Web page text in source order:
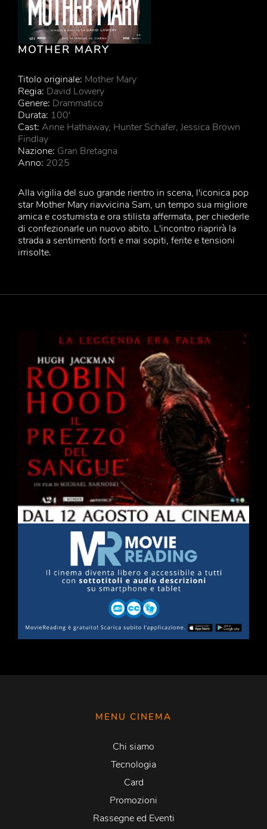
MOTHER MARY
Titolo originale: Mother Mary
Regia: David Lowery
Genere: Drammatico
Durata: 100'
Cast: Anne Hathaway, Hunter Schafer, Jessica Brown
Findlay
Nazione: Gran Bretagna
Anno: 2025
Alla vigilia del suo grande rientro in scena, l'iconica pop
star Mother Mary riavvicina Sam, un tempo sua migliore
amica e costumista e ora stilista affermata, per chiederle
di confezionarle un nuovo abito. L'incontro riaprirà la
strada a sentimenti forti e mai sopiti, ferite e tensioni
irrisolte.
MENU CINEMA
Chi siamo
Tecnologia
Card
Promozioni
Rassegne ed Eventi